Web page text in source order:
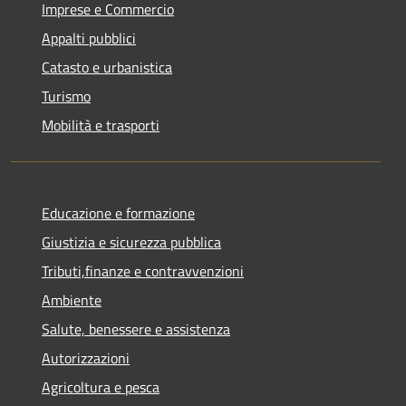
Imprese e Commercio
Appalti pubblici
Catasto e urbanistica
Turismo
Mobilità e trasporti
Educazione e formazione
Giustizia e sicurezza pubblica
Tributi,finanze e contravvenzioni
Ambiente
Salute, benessere e assistenza
Autorizzazioni
Agricoltura e pesca